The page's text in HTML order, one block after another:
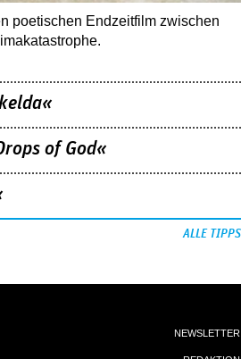
poetischen Endzeitfilm zwischen
of God«
ALLE TIPPS
NEWSLETTER